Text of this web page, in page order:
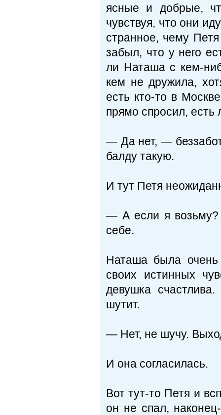
ясные и добрые,
чувствуя, что они
странное, чему
забыл, что у него
ли Наташа с кем-
кем не дружила,
есть кто-то в
прямо спросил,
— Да нет, —
балду такую.
И тут Петя
— А если я возьму?
себе.
Наташа была очень
своих истинных
девушка
шутит.
— Нет, не шучу.
И она согласилась.
Вот тут-то Петя и
он не спал,